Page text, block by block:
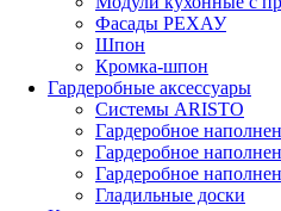
Фасады РЕХАУ
Шпон
Кромка-шпон
Гардеробные аксессуары
Системы ARISTO
Гардеробное
Гардеробное
Гардеробное
Гладильные доски